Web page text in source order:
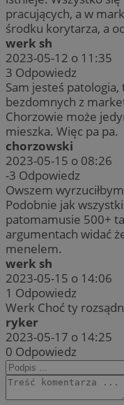
pracujących, a w
środku korytarza, a
werk sh
2023-05-12 o 11:35
3 Odpowiedz
Sam jesteś
bezdomnych z
Chorzowie może
mieszka. Więc pa pa.
chorzowski
2023-05-15 o 08:26
-3 Odpowiedz
Owszem
Podobnie jak
patomamusie 500+
argumentach widać
menelem.
werk sh
2023-05-15 o 14:06
1 Odpowiedz
Werk Choć ty
ryker
2023-05-17 o 14:25
0 Odpowiedz